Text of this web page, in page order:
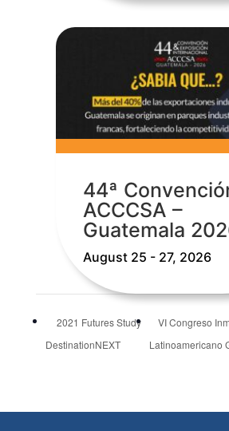
44ª
ACCCSA –
Guatemala
August 25 - 27, 2026
2021 Futures Study
DestinationNEXT
VI Congreso
Latinoamericano